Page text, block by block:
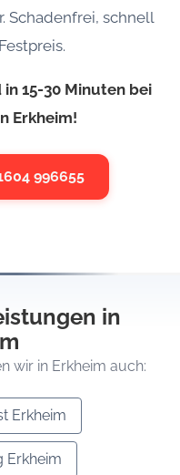
Schadenfrei, schnell
15-30 Minuten bei
Erkheim!
996655
in
wir in Erkheim auch:
Erkheim
Erkheim